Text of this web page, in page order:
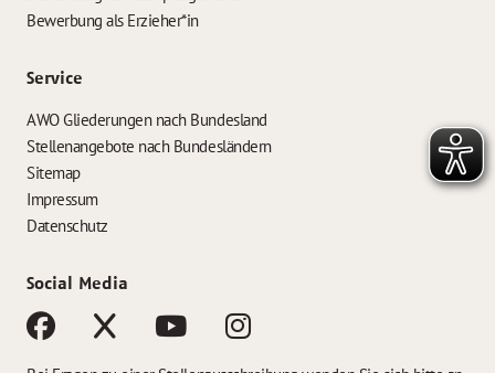
Bewerbung als Erzieher*in
Service
AWO Gliederungen nach Bundesland
Stellenangebote nach Bundesländern
Sitemap
Impressum
Datenschutz
Social Media